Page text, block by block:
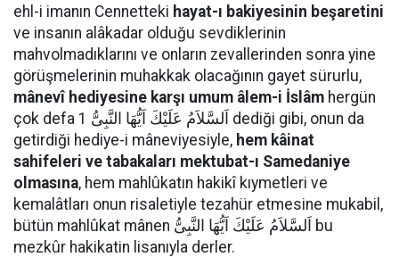
ehl-i imanın Cennetteki hayat-ı bakiyesinin beşaretini
ve insanın alâkadar olduğu sevdiklerinin
mahvolmadıklarını ve onların zevallerinden sonra yine
görüşmelerinin muhakkak olacağının gayet sürurlu,
mânevî hediyesine karşı umum âlem-i İslâm hergün
çok defa اَلسَّلاَمُ عَلَيْكَ اَيُّهَا النَّبِىُّ 1 dediği gibi, onun da
getirdiği hediye-i mâneviyesiyle, hem kâinat
sahifeleri ve tabakaları mektubat-ı Samedaniye
olmasına, hem mahlûkatın hakikî kıymetleri ve
kemalâtları onun risaletiyle tezahür etmesine mukabil,
bütün mahlûkat mânen اَلسَّلاَمُ عَلَيْكَ اَيُّهَا النَّبِىُّ bu
mezkûr hakikatin lisanıyla derler.